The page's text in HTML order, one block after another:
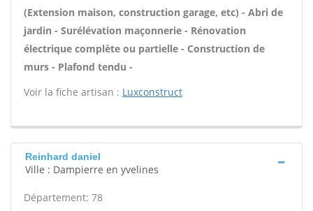
(Extension maison, construction garage, etc) - Abri de
jardin - Surélévation maçonnerie - Rénovation
électrique complète ou partielle - Construction de
murs - Plafond tendu -
Voir la fiche artisan : Luxconstruct
Reinhard daniel
Ville : Dampierre en yvelines
Département: 78